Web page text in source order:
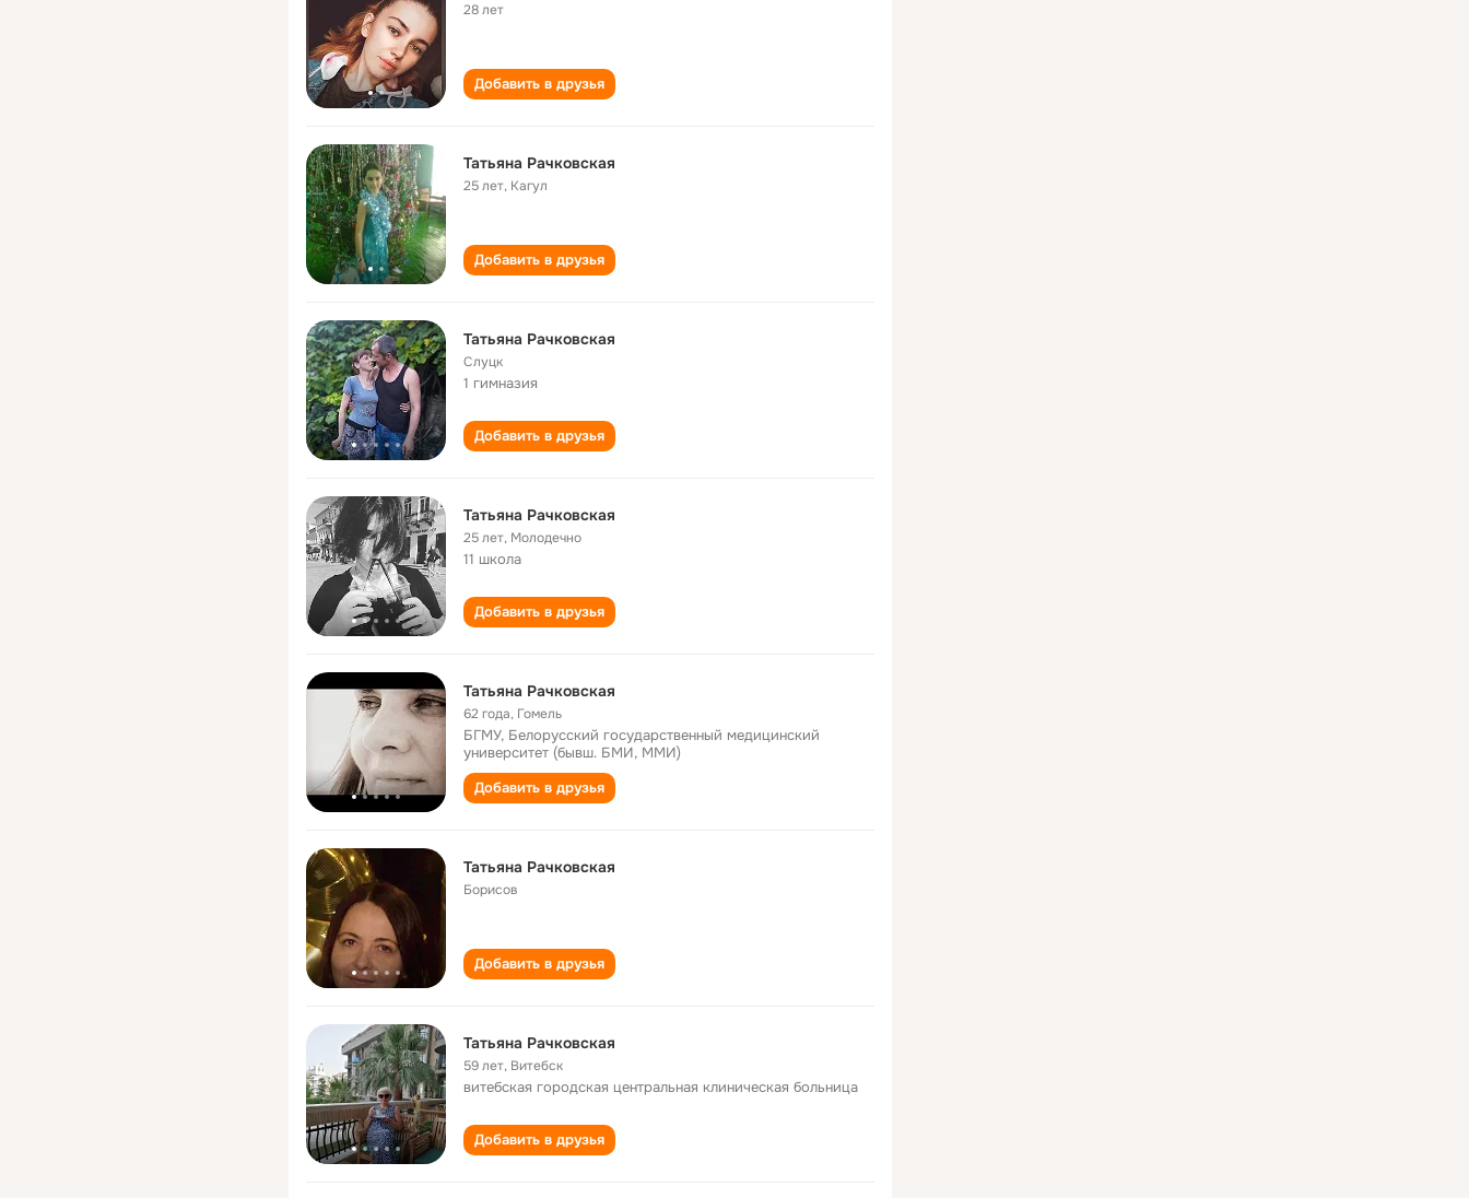
28 лет
Добавить в друзья
Татьяна Рачковская
25 лет, Кагул
Добавить в друзья
Татьяна Рачковская
Слуцк
1 гимназия
Добавить в друзья
Татьяна Рачковская
25 лет, Молодечно
11 школа
Добавить в друзья
Татьяна Рачковская
62 года, Гомель
БГМУ, Белорусский государственный медицинский
университет (бывш. БМИ, ММИ)
Добавить в друзья
Татьяна Рачковская
Борисов
Добавить в друзья
Татьяна Рачковская
59 лет, Витебск
витебская городская центральная клиническая больница
Добавить в друзья